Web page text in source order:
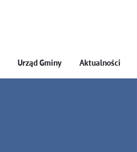
Urząd Gminy Aktualności